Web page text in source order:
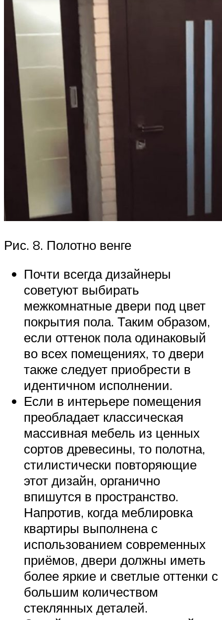
Рис. 8. Полотно венге
Почти всегда дизайнеры
советуют выбирать
межкомнатные двери под цвет
покрытия пола. Таким образом,
если оттенок пола одинаковый
во всех помещениях, то двери
также следует приобрести в
идентичном исполнении.
Если в интерьере помещения
преобладает классическая
массивная мебель из ценных
сортов древесины, то полотна,
стилистически повторяющие
этот дизайн, органично
впишутся в пространство.
Напротив, когда меблировка
квартиры выполнена с
использованием современных
приёмов, двери должны иметь
более яркие и светлые оттенки с
большим количеством
стеклянных деталей.